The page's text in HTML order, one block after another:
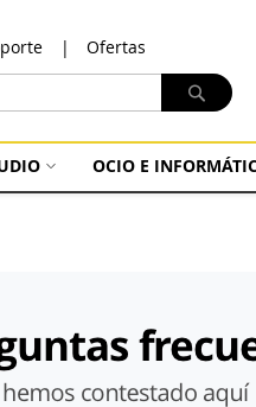
Ofertas
contenido
Buscar
OCIO E